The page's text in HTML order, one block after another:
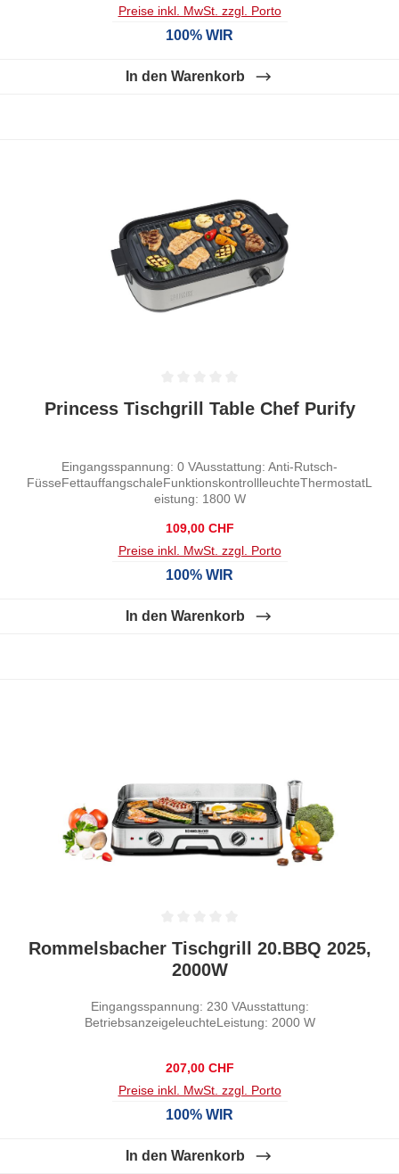
Preise inkl. MwSt. zzgl. Porto
100% WIR
In den Warenkorb
Durchschnittliche Bewertung von 0 von 5 Sternen
Princess Tischgrill Table Chef Purify
Eingangsspannung: 0 VAusstattung: Anti-Rutsch-
FüsseFettauffangschaleFunktionskontrollleuchteThermostatL
eistung: 1800 W
Regulärer Preis:
109,00 CHF
Preise inkl. MwSt. zzgl. Porto
100% WIR
In den Warenkorb
Durchschnittliche Bewertung von 0 von 5 Sternen
Rommelsbacher Tischgrill 20.BBQ 2025,
2000W
Eingangsspannung: 230 VAusstattung:
BetriebsanzeigeleuchteLeistung: 2000 W
Regulärer Preis:
207,00 CHF
Preise inkl. MwSt. zzgl. Porto
100% WIR
In den Warenkorb